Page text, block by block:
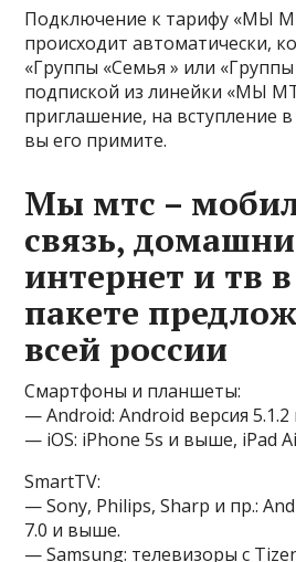
Подключение к тарифу «МЫ
происходит автоматически,
«Группы «Семья » или
подпиской из линейки «МЫ
приглашение, на вступление
вы его примите.
Мы мтс –
связь,
интернет и тв
пакете
всей россии
Смартфоны и планшеты:
— Android: Android версия
— iOS: iPhone 5s и выше, iPad
SmartTV:
— Sony, Philips, Sharp и пр.:
7.0 и выше.
— Samsung: телевизоры с